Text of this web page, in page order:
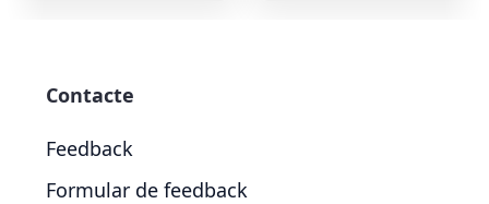
Contacte
Feedback
Formular de feedback